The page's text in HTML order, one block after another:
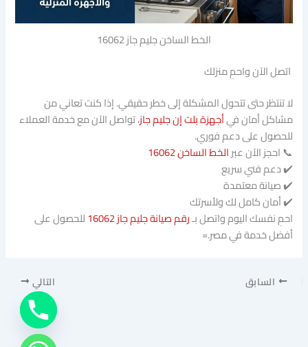
الخط الساخن جليم جاز 16062
اتصل الآن واحمِ منزلك
لا تنتظر حتى تتحول المشكلة إلى خطر حقيقي. إذا كنت تعاني من
مشاكل أمان فيأجهزة بلت إن جليم جاز، تواصل الآن مع خدمة العملاء
للحصول على دعم فوري.
📞 احجز الآن عبرالخط الساخن 16062
✔️ دعم فني سريع
✔️ صيانة معتمدة
✔️ أمان كامل لك ولأسرتك
احمِ نفسك اليوم واتصل بـرقم صيانة جليم جاز 16062
للحصول على
أفضل خدمة في مصر.=
السابق التالي